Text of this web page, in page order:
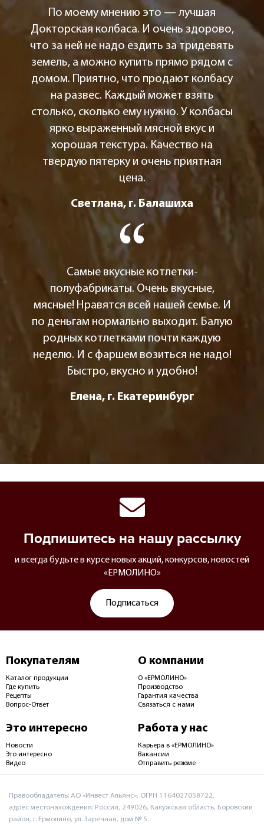
По моему мнению это — лучшая
Докторская колбаса. И очень здорово,
что за ней не надо ездить за тридевять
земель, а можно купить прямо рядом с
домом. Приятно, что продают колбасу
на развес. Каждый может взять
столько, сколько ему нужно. У колбасы
ярко выраженный мясной вкус и
хорошая текстура. Качество на
твердую пятерку и очень приятная
цена.
Светлана, г. Балашиха
Самые вкусные котлетки-
полуфабрикаты. Очень вкусные,
мясные! Нравятся всей нашей семье. И
по деньгам нормально выходит. Балую
родных котлетками почти каждую
неделю. И с фаршем возиться не надо!
Быстро, вкусно и удобно!
Елена, г. Екатеринбург
Подпишитесь на нашу рассылку
и всегда будьте в курсе новых акций, конкурсов, новостей
«ЕРМОЛИНО»
Подписаться
Покупателям
Каталог продукции
Где купить
Рецепты
Вопрос-Ответ
О компании
О «ЕРМОЛИНО»
Производство
Гарантия качества
Связаться с нами
Это интересно
Новости
Это интересно
Видео
Работа у нас
Карьера в «ЕРМОЛИНО»
Вакансии
Отправить резюме
Правообладатель: АО «Инвест Альянс», ОГРН 1164027058722,
адрес местонахождения: Россия, 249026, Калужская область, Боровский
район, г. Ермолино, ул. Заречная, дом № 5.